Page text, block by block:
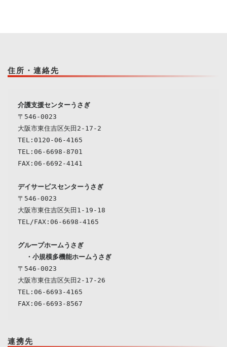
住所・連絡先
介護支援センターうさぎ
〒546-0023
大阪市東住吉区矢田2-17-2
TEL:0120-06-4165
TEL:06-6698-8701
デイサービスセンターうさぎ
〒546-0023
大阪市東住吉区矢田1-19-18
TEL/FAX:06-6698-4165
  ・
小規模多機能ホームうさぎ
〒546-0023
大阪市東住吉区矢田2-17-26
TEL:06-6693-4165
連携先